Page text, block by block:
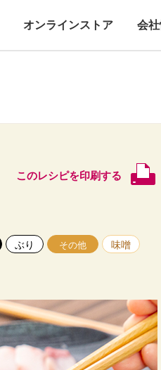
オンラインストア 会
このレシピを印刷する
ぶり その他 味噌